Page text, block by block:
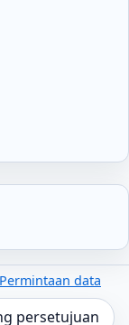
Permintaan data
persetujuan